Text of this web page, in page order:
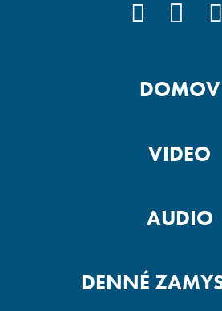
DOMOV
VIDEO
AUDIO
DENNÉ